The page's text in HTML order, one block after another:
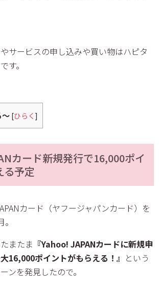
サービスの申し込みや買い物はハピタ
す。
～ [ひらく ]
カード新規発行で16,000ポイ
る予定
カード（ヤフージャパンカード）を
またま 『Yahoo! JAPANカードに新規申
16,000ポイントがもらえる！』 という
ンを発見したので。